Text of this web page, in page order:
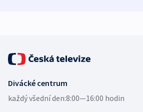
Divácké centrum
každý všední den:8:00—16:00 hodin